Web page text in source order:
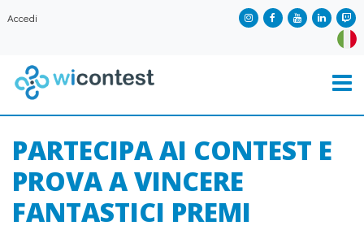
Accedi
PARTECIPA AI CONTEST E
PROVA A VINCERE
FANTASTICI PREMI